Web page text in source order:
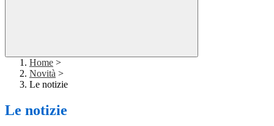
Home >
Novità >
Le notizie
Le notizie